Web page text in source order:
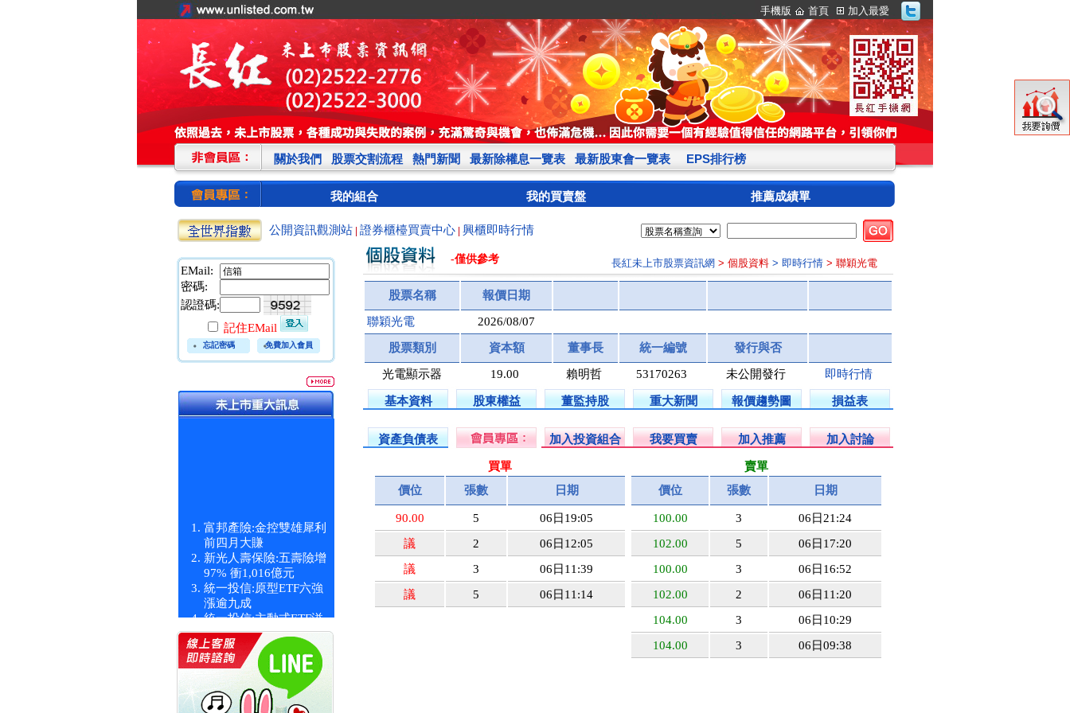
手機版 首頁 加入最愛
關於我們 股票交割流程 熱門新聞 最新除權息一覽表 最新股東會一覽表 EPS排行榜
我的組合 我的買賣盤 推薦成績單
公開資訊觀測站 證券櫃檯買賣中心 興櫃即時行情
EMail:
密碼:
認證碼:
記住EMail
忘記密碼 免費加入會員
富邦產險:金控雙雄犀利
前四月大賺
新光人壽保險:五壽險增
97% 衝1,016億元
統一投信:原型ETF六強
漲逾九成
統一投信:主動式ETF溢
新光人壽保險:新壽Q1外
價金將達996億
宇辰系統科技:宇辰業績
創新高 啟動興櫃轉上櫃
計畫
-僅供參考 長紅未上市股票資訊網 > 個股資料 > 即時行情 > 聯穎光電
股票名稱 報價日期
聯穎光電 2026/08/07
股票類別 資本額 董事長 統一編號 發行與否
光電顯示器 19.00 賴明哲 53170263 未公開發行 即時行情
基本資料 股東權益 董監持股 重大新聞 報價趨勢圖 損益表
資產負債表 加入投資組合 我要買賣 加入推薦 加入討論
買單
價位
張數 日期
90.00 5
06日19:05
議
2
06日12:05
議
3
06日11:39
議
5 06日11:14
賣單
價位
張數 日期
100.00 3
06日21:24
102.00
5
06日17:20
100.00
3
06日16:52
102.00
2
06日11:20
104.00
3
06日10:29
104.00
3 06日09:38